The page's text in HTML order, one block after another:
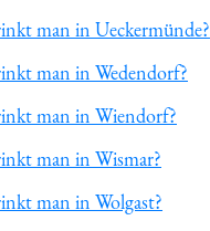
man in Ueckermünde?
man in Wedendorf?
man in Wiendorf?
man in Wismar?
man in Wolgast?